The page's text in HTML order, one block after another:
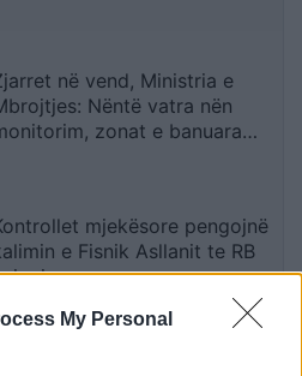
My Personal
në vend, Ministria e
Nëntë vatra nën
zonat e banuara
mjekësore pengojnë
e Fisnik Asllanit te RB